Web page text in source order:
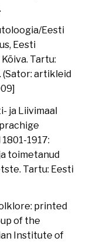
Eesti
Eesti
Tartu:
(Sator: artikleid
ja Liivimaal
1917:
toimetanud
Tartu: Eesti
printed
of the
Institute of